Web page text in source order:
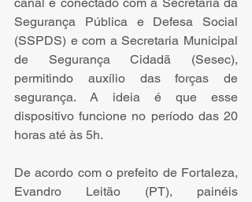
canal é conectado com a Secretaria da
Segurança Pública e Defesa Social
(SSPDS) e com a Secretaria Municipal
de Segurança Cidadã (Sesec),
permitindo auxílio das forças de
segurança. A ideia é que esse
dispositivo funcione no período das 20
horas até às 5h.
De acordo com o prefeito de Fortaleza,
Evandro Leitão (PT), painéis